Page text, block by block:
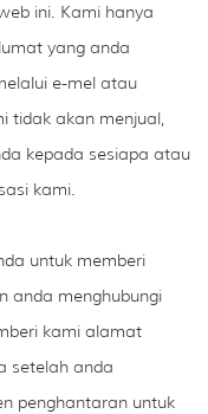
ini. Kami hanya
yang anda
e-mel atau
tidak akan menjual,
kepada sesiapa atau
kami.
untuk memberi
anda menghubungi
kami alamat
setelah anda
penghantaran untuk